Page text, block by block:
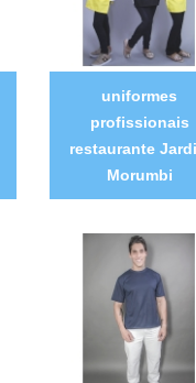
uniformes
profissionais
restaurante
Morumbi